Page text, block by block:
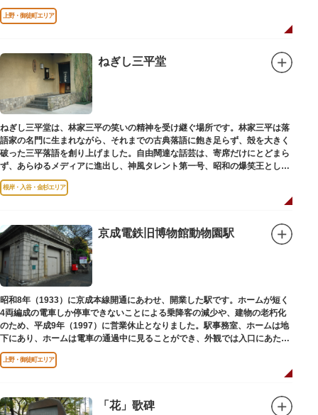
改修が施されました。
上野・御徒町エリア
ねぎし三平堂
ねぎし三平堂は、林家三平の笑いの精神を受け継ぐ場所です。林家三平は落
語家の名門に生まれながら、それまでの古典落語に飽き足らず、殻を大きく
破った三平落語を創り上げました。自由闊達な話芸は、寄席だけにとどまら
ず、あらゆるメディアに進出し、神風タレント第一号、昭和の爆笑王とし
て、いつまでも日本人の心に残っています。
根岸・入谷・金杉エリア
京成電鉄旧博物館動物園駅
昭和8年（1933）に京成本線開通にあわせ、開業した駅です。ホームが短く
4両編成の電車しか停車できないことによる乗降客の減少や、建物の老朽化
のため、平成9年（1997）に営業休止となりました。駅事務室、ホームは地
下にあり、ホームは電車の通過中に見ることができ、外観では入口にあたる
建物を見ることができます。
上野・御徒町エリア
「花」歌碑